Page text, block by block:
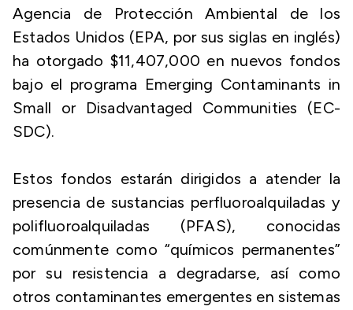
Agencia de Protección Ambiental de los
Estados Unidos (EPA, por sus siglas en inglés)
ha otorgado $11,407,000 en nuevos fondos
bajo el programa Emerging Contaminants in
Small or Disadvantaged Communities (EC-
SDC).
Estos fondos estarán dirigidos a atender la
presencia de sustancias perfluoroalquiladas y
polifluoroalquiladas (PFAS), conocidas
comúnmente como “químicos permanentes”
por su resistencia a degradarse, así como
otros contaminantes emergentes en sistemas